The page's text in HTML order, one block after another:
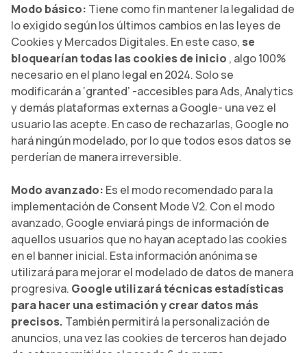
Modo básico: Tiene como fin mantener la legalidad de
lo exigido según los últimos cambios en las leyes de
Cookies y Mercados Digitales. En este caso, se
bloquearían todas las cookies de inicio , algo 100%
necesario en el plano legal en 2024. Solo se
modificarán a ‘granted’ -accesibles para Ads, Analytics
y demás plataformas externas a Google- una vez el
usuario las acepte. En caso de rechazarlas, Google no
hará ningún modelado, por lo que todos esos datos se
perderían de manera irreversible.
Modo avanzado: Es el modo recomendado para la
implementación de Consent Mode V2. Con el modo
avanzado, Google enviará pings de información de
aquellos usuarios que no hayan aceptado las cookies
en el banner inicial. Esta información anónima se
utilizará para mejorar el modelado de datos de manera
progresiva. Google utilizará técnicas estadísticas
para hacer una estimación y crear datos más
precisos. También permitirá la personalización de
anuncios, una vez las cookies de terceros han dejado